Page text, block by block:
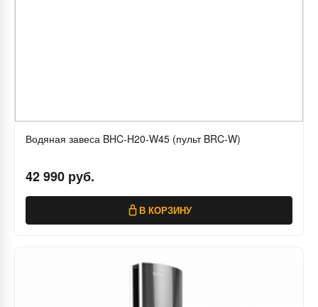
Водяная завеса BHC-H20-W45 (пульт BRC-W)
42 990 руб.
В КОРЗИНУ